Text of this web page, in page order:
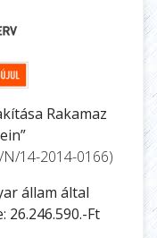
Rakamaz
14-2014-0166)
állam által
Ft